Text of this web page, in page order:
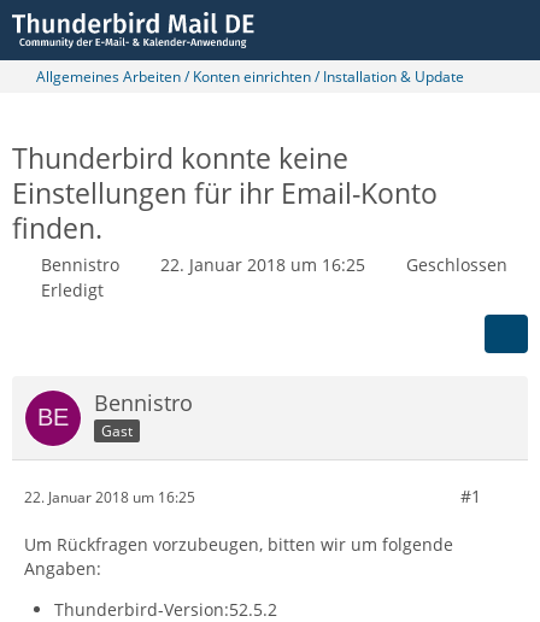
Allgemeines Arbeiten / Konten einrichten / Installation & Update
Thunderbird konnte keine
Einstellungen für ihr Email-Konto
finden.
Bennistro 22. Januar 2018 um 16:25
Geschlossen
Erledigt
Bennistro
Gast
22. Januar 2018 um 16:25 #1
Um Rückfragen vorzubeugen, bitten wir um folgende
Angaben:
Thunderbird-Version:52.5.2